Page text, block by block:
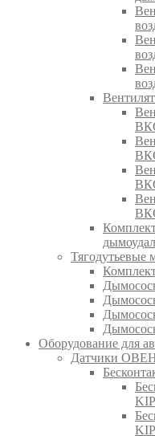
Тягодутьевые
Оборудование для
Датчики